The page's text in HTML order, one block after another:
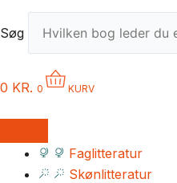
Søg
0 KR. 0 KURV
Faglitteratur
Skønlitteratur